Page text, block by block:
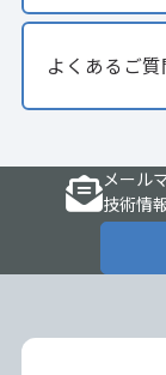
よくあるご質
メール
技術情